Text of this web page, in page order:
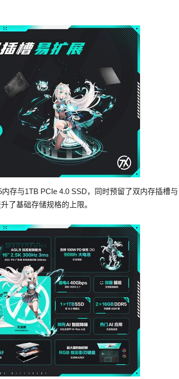
存与1TB PCIe 4.0 SSD，同时预留了双内存插槽与
了基础存储规格的上限。